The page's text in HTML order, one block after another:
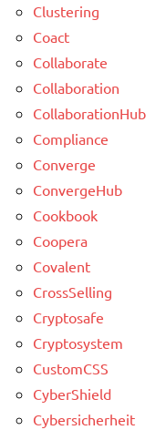
Clustering
Coact
Collaborate
Collaboration
CollaborationHub
Compliance
Converge
ConvergeHub
Cookbook
Coopera
Covalent
CrossSelling
Cryptosafe
Cryptosystem
CustomCSS
CyberShield
Cybersicherheit